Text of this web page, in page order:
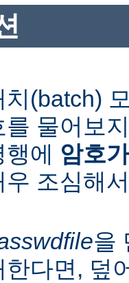
치(batch)
를 물어보
행에 암호
우 조심해
을
한다면, 덮